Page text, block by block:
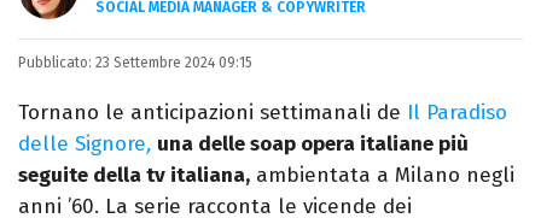
SOCIAL MEDIA MANAGER & COPYWRITER
Una passione smisurata per le serie TV.
videomaking e scrittura sono il mio
passatempo preferito.
Pubblicato: 23 Settembre 2024 09:15
Tornano le anticipazioni settimanali de Il Paradiso
delle Signore, una delle soap opera italiane più
seguite della tv italiana, ambientata a Milano negli
anni ’60. La serie racconta le vicende dei